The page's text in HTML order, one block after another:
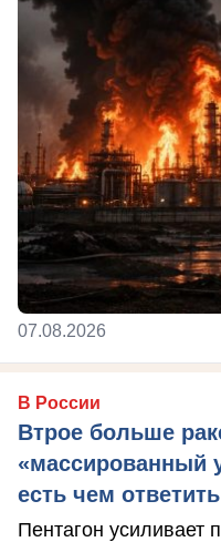
07.08.2026
В России
Втрое больше
«массированный
есть чем ответить
Пентагон усиливает